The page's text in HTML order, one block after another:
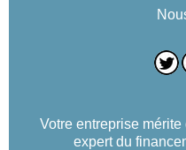
Votre entreprise
expert du